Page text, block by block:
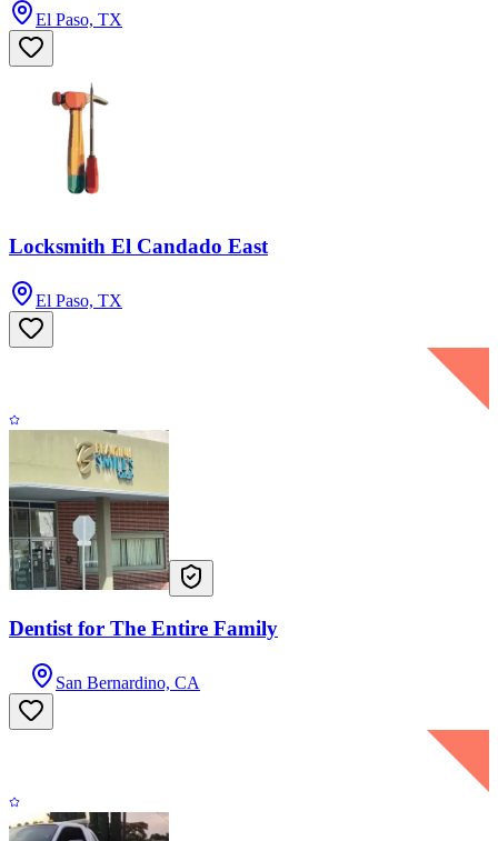
El Paso, TX
Locksmith El Candado East
El Paso, TX
Dentist for The Entire Family
San Bernardino, CA